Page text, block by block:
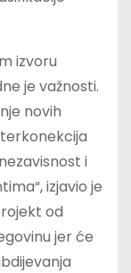
izvoru
je važnosti.
novih
i
izjavio je
od
jer će